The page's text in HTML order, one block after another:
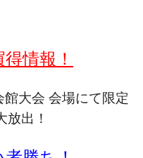
情報！
館大会 会場にて限定
出！